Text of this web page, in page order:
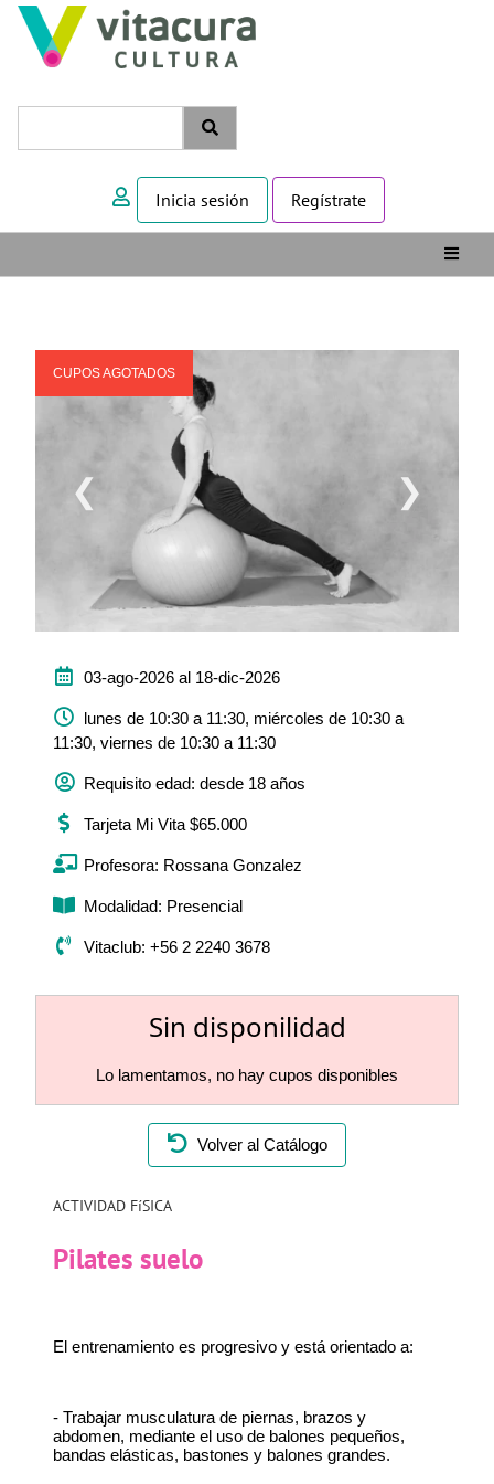
Inicia sesión Regístrate
CUPOS AGOTADOS
❮ ❯
03-ago-2026 al 18-dic-2026
lunes de 10:30 a 11:30, miércoles de 10:30 a
11:30, viernes de 10:30 a 11:30
Requisito edad: desde 18 años
Tarjeta Mi Vita $65.000
Profesora: Rossana Gonzalez
Modalidad: Presencial
Vitaclub: +56 2 2240 3678
Sin disponilidad
Lo lamentamos, no hay cupos disponibles
Volver al Catálogo
ACTIVIDAD FíSICA
Pilates suelo
El entrenamiento es progresivo y está orientado a:
- Trabajar musculatura de piernas, brazos y
abdomen, mediante el uso de balones pequeños,
bandas elásticas, bastones y balones grandes.